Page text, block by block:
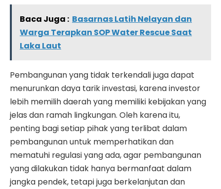
Baca Juga : Basarnas Latih Nelayan dan
Warga Terapkan SOP Water Rescue Saat
Laka Laut
Pembangunan yang tidak terkendali juga dapat
menurunkan daya tarik investasi, karena investor
lebih memilih daerah yang memiliki kebijakan yang
jelas dan ramah lingkungan. Oleh karena itu,
penting bagi setiap pihak yang terlibat dalam
pembangunan untuk memperhatikan dan
mematuhi regulasi yang ada, agar pembangunan
yang dilakukan tidak hanya bermanfaat dalam
jangka pendek, tetapi juga berkelanjutan dan